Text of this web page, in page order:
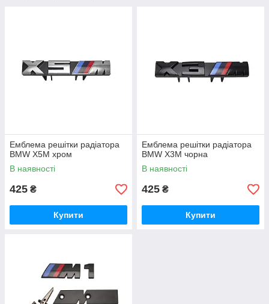
Емблема решітки радіатора
BMW X5M хром
В наявності
425 ₴
Купити
Емблема решітки радіатора
BMW X3M чорна
В наявності
425 ₴
Купити